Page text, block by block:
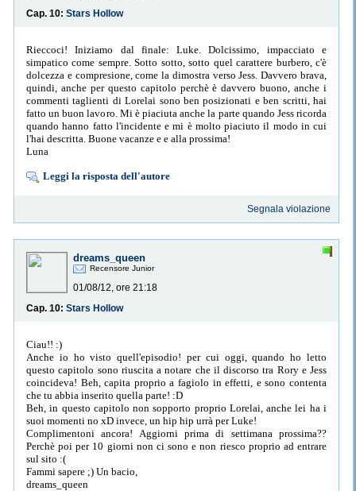
Cap. 10: Stars Hollow
Rieccoci! Iniziamo dal finale: Luke. Dolcissimo, impacciato e
simpatico come sempre. Sotto sotto, sotto quel carattere burbero, c'è
dolcezza e compresione, come la dimostra verso Jess. Davvero brava,
quindi, anche per questo capitolo perchè è davvero buono, anche i
commenti taglienti di Lorelai sono ben posizionati e ben scritti, hai
fatto un buon lavoro. Mi è piaciuta anche la parte quando Jess ricorda
quando hanno fatto l'incidente e mi è molto piaciuto il modo in cui
l'hai descritta. Buone vacanze e e alla prossima!
Luna
Leggi la risposta dell'autore
Segnala violazione
dreams_queen
Recensore Junior
01/08/12, ore 21:18
Cap. 10: Stars Hollow
Ciau!! :)
Anche io ho visto quell'episodio! per cui oggi, quando ho letto
questo capitolo sono riuscita a notare che il discorso tra Rory e Jess
coincideva! Beh, capita proprio a fagiolo in effetti, e sono contenta
che tu abbia inserito quella parte! :D
Beh, in questo capitolo non sopporto proprio Lorelai, anche lei ha i
suoi momenti no xD invece, un hip hip urrà per Luke!
Complimentoni ancora! Aggiorni prima di settimana prossima??
Perchè poi per 10 giorni non ci sono e non riesco proprio ad entrare
sul sito :(
Fammi sapere ;) Un bacio,
dreams_queen